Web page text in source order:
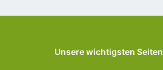
Unsere wichtigsten Seiten